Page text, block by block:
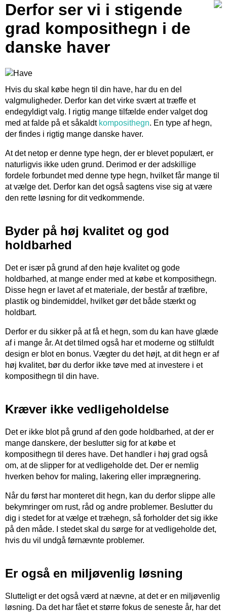
Derfor ser vi i stigende
grad komposithegn i de
danske haver
Hvis du skal købe hegn til din have, har du en del
valgmuligheder. Derfor kan det virke svært at træffe et
endegyldigt valg. I rigtig mange tilfælde ender valget dog
med at falde på et såkaldt komposithegn. En type af hegn,
der findes i rigtig mange danske haver.
At det netop er denne type hegn, der er blevet populært, er
naturligvis ikke uden grund. Derimod er der adskillige
fordele forbundet med denne type hegn, hvilket får mange til
at vælge det. Derfor kan det også sagtens vise sig at være
den rette løsning for dit vedkommende.
Byder på høj kvalitet og god
holdbarhed
Det er især på grund af den høje kvalitet og gode
holdbarhed, at mange ender med at købe et komposithegn.
Disse hegn er lavet af et materiale, der består af træfibre,
plastik og bindemiddel, hvilket gør det både stærkt og
holdbart.
Derfor er du sikker på at få et hegn, som du kan have glæde
af i mange år. At det tilmed også har et moderne og stilfuldt
design er blot en bonus. Vægter du det højt, at dit hegn er af
høj kvalitet, bør du derfor ikke tøve med at investere i et
komposithegn til din have.
Kræver ikke vedligeholdelse
Det er ikke blot på grund af den gode holdbarhed, at der er
mange danskere, der beslutter sig for at købe et
komposithegn til deres have. Det handler i høj grad også
om, at de slipper for at vedligeholde det. Der er nemlig
hverken behov for maling, lakering eller imprægnering.
Når du først har monteret dit hegn, kan du derfor slippe alle
bekymringer om rust, råd og andre problemer. Beslutter du
dig i stedet for at vælge et træhegn, så forholder det sig ikke
på den måde. I stedet skal du sørge for at vedligeholde det,
hvis du vil undgå førnævnte problemer.
Er også en miljøvenlig løsning
Slutteligt er det også værd at nævne, at det er en miljøvenlig
løsning. Da det har fået et større fokus de seneste år, har det